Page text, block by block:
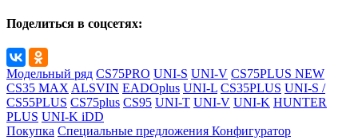
Поделиться в соцсетях:
Модельный ряд CS75PRO UNI-S UNI-V CS75PLUS NEW
CS35 MAX ALSVIN EADOplus UNI-L CS35PLUS UNI-S /
CS55PLUS CS75plus CS95 UNI-T UNI-V UNI-K HUNTER
PLUS UNI-K iDD
Покупка Специальные предложения Конфигуратор